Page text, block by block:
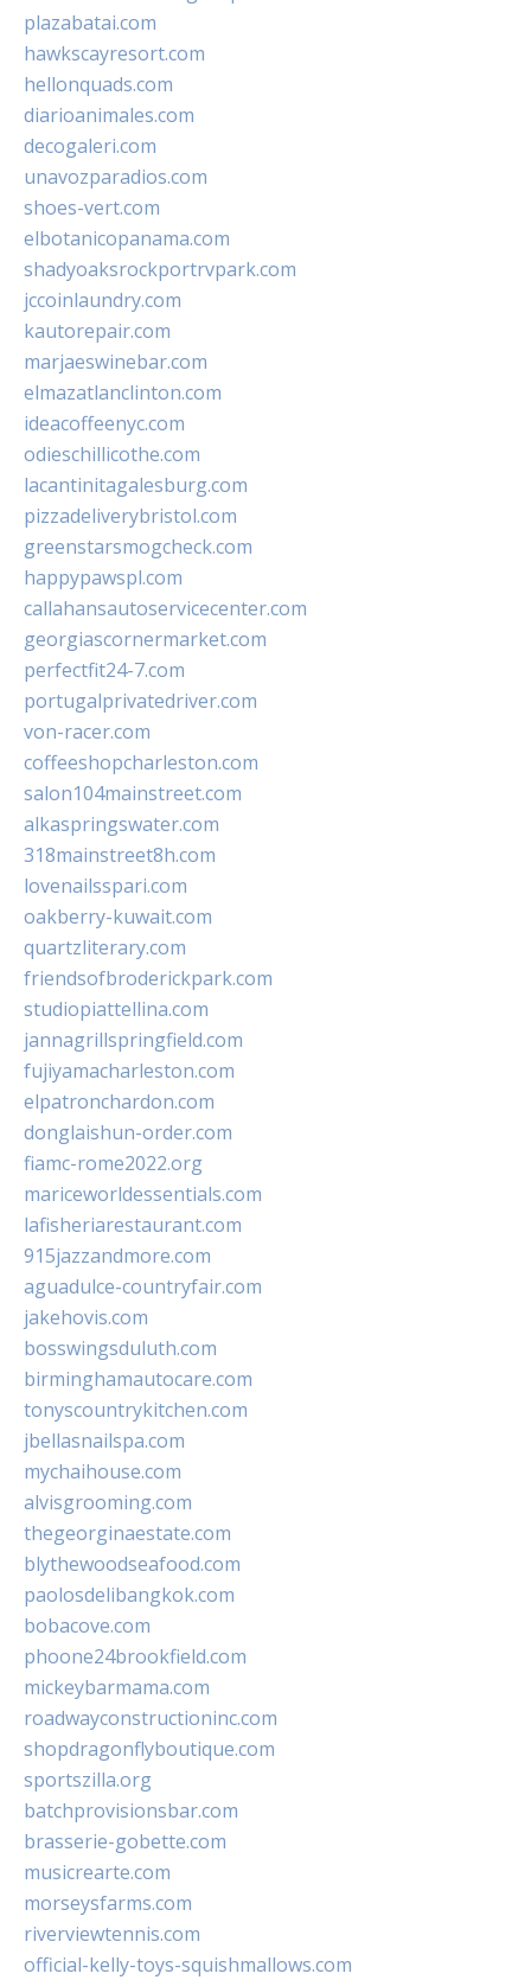
plazabatai.com
hawkscayresort.com
hellonquads.com
diarioanimales.com
decogaleri.com
unavozparadios.com
shoes-vert.com
elbotanicopanama.com
shadyoaksrockportrvpark.com
jccoinlaundry.com
kautorepair.com
marjaeswinebar.com
elmazatlanclinton.com
ideacoffeenyc.com
odieschillicothe.com
lacantinitagalesburg.com
pizzadeliverybristol.com
greenstarsmogcheck.com
happypawspl.com
callahansautoservicecenter.com
georgiascornermarket.com
perfectfit24-7.com
portugalprivatedriver.com
von-racer.com
coffeeshopcharleston.com
salon104mainstreet.com
alkaspringswater.com
318mainstreet8h.com
lovenailsspari.com
oakberry-kuwait.com
quartzliterary.com
friendsofbroderickpark.com
studiopiattellina.com
jannagrillspringfield.com
fujiyamacharleston.com
elpatronchardon.com
donglaishun-order.com
fiamc-rome2022.org
mariceworldessentials.com
lafisheriarestaurant.com
915jazzandmore.com
aguadulce-countryfair.com
jakehovis.com
bosswingsduluth.com
birminghamautocare.com
tonyscountrykitchen.com
jbellasnailspa.com
mychaihouse.com
alvisgrooming.com
thegeorginaestate.com
blythewoodseafood.com
paolosdelibangkok.com
bobacove.com
phoone24brookfield.com
mickeybarmama.com
roadwayconstructioninc.com
shopdragonflyboutique.com
sportszilla.org
batchprovisionsbar.com
brasserie-gobette.com
musicrearte.com
morseysfarms.com
riverviewtennis.com
official-kelly-toys-squishmallows.com